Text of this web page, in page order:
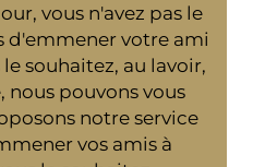
vous n'avez pas le
d'emmener votre ami
souhaitez, au lavoir,
nous pouvons vous
notre service
vos amis à